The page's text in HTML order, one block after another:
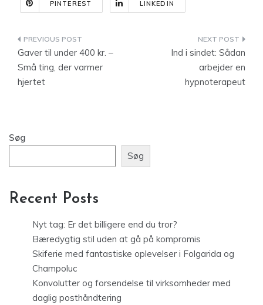
PINTEREST LINKEDIN
Indlægsnavigation
Gaver til under 400 kr. –
Små ting, der varmer
hjertet
Ind i sindet: Sådan
arbejder en
hypnoterapeut
Søg
Søg
Recent Posts
Nyt tag: Er det billigere end du tror?
Bæredygtig stil uden at gå på kompromis
Skiferie med fantastiske oplevelser i Folgarida og
Champoluc
Konvolutter og forsendelse til virksomheder med
daglig posthåndtering